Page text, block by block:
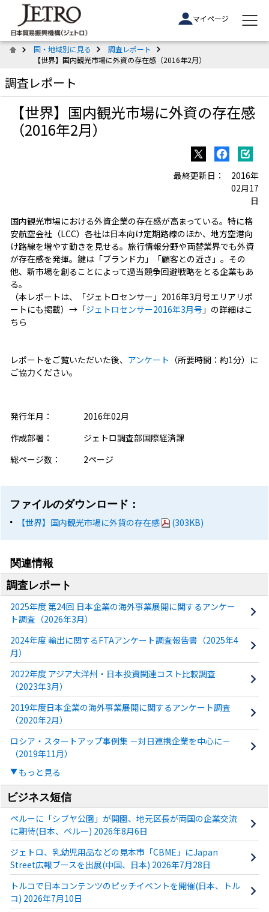
マイページ
国・地域別に見る
調査レポート
【世界】国内観光市場に外資の存在感（2016年2月）
調査レポート
【世界】国内観光市場に外資の存在感
（2016年2月）
2016年
02月17
日
最終更新日：
国内観光市場における外資企業の存在感が高まっている。特に格
安航空会社（LCC）各社は日本向け定期路線のほか、地方空港向
け路線を増やす動きを見せる。旅行情報分野や両替業界でも外資
が存在感を発揮。鍵は「ブランド力」「顧客との近さ」。その
他、新市場を創ることによって過当競争回避戦略をとる企業もあ
る。
（本レポートは、「ジェトロセンサー」2016年3月号エリアリポ
ートにも掲載）→「ジェトロセンサー2016年3月号 」の詳細はこ
ちら
レポートをご覧いただいた後、 アンケート （所要時間：約1分）に
ご協力ください。
発行年月：
2016年02月
作成部署：
ジェトロ調査部国際経済課
総ページ数：
2ページ
ファイルのダウンロード：
【世界】国内観光市場に外貨の存在感
(303KB)
関連情報
調査レポート
2025年度 第24回 日本企業の海外事業展開に関するアンケー
ト調査（2026年3月）
2024年度 輸出に関するFTAアンケート調査報告書（2025年4
月）
2022年度 アジア大洋州・日本投資関連コスト比較調査
（2023年3月）
2019年度日本企業の海外事業展開に関するアンケート調査
（2020年2月）
ロシア・スタートアップ事例集 －対日連携企業を中心に－
（2019年11月）
もっと見る
ビジネス短信
ペルーに「シブヤ公園」が開園、地元区長が両国の企業交流
に期待(日本、ペルー) 2026年8月6日
ジェトロ、乳幼児用品などの見本市「CBME」にJapan
Street広報ブースを出展(中国、日本) 2026年7月28日
トルコで日本コンテンツのピッチイベントを開催(日本、トル
コ) 2026年7月10日